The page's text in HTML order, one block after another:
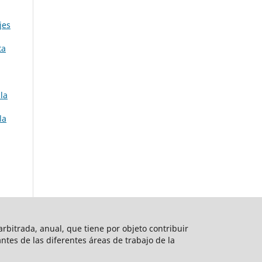
anual, que tiene por objeto contribuir
de las diferentes áreas de trabajo de la